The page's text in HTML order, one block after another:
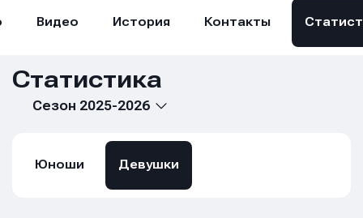
Видео История Контакты
Статистика
Сезон 2025-2026
Юноши Девушки